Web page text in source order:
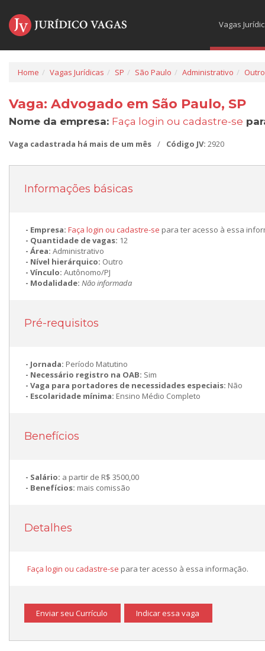
Vagas
Home Vagas Jurídicas SP São Paulo Administrativo Outro
Vaga: Advogado em São Paulo, SP
Nome da empresa: Faça login ou cadastre-se
Vaga cadastrada há mais de um mês / Código JV: 2920
Informações básicas
Empresa: Faça login ou cadastre-se para ter acesso à essa
Quantidade de vagas: 12
Área: Administrativo
Nível hierárquico: Outro
Vínculo: Autônomo/PJ
Modalidade: Não informada
Pré-requisitos
Jornada: Período Matutino
Necessário registro na OAB: Sim
Vaga para portadores de necessidades especiais: Não
Escolaridade mínima: Ensino Médio Completo
Benefícios
Salário: a partir de R$ 3500,00
Benefícios: mais comissão
Detalhes
Faça login ou cadastre-se para ter acesso à essa informação.
Enviar seu Currículo Indicar essa vaga